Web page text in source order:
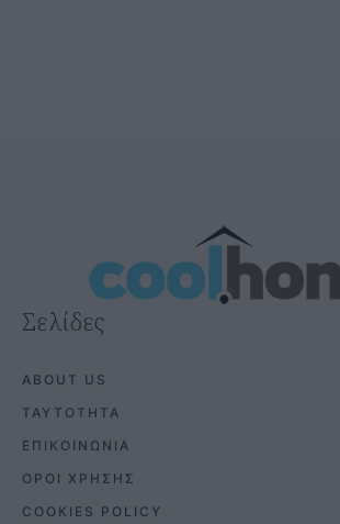
Σελίδες
ABOUT US
ΤΑΥΤΟΤΗΤΑ
ΕΠΙΚΟΙΝΩΝΙΑ
ΟΡΟΙ ΧΡΗΣΗΣ
COOKIES POLICY